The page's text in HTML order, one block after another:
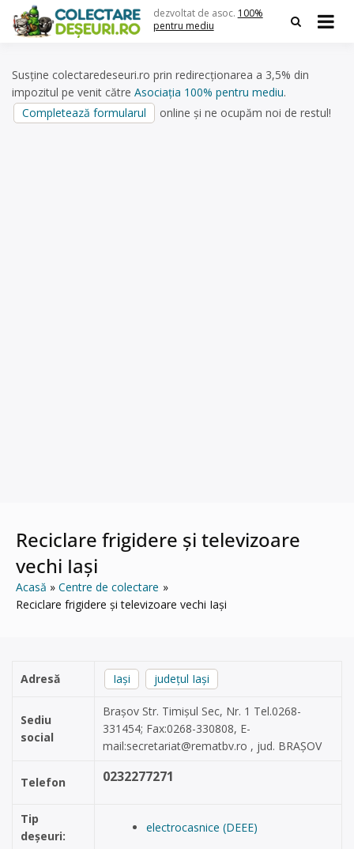
content
dezvoltat de asoc. 100%
pentru mediu
Susține colectaredeseuri.ro prin redirecționarea a 3,5% din
impozitul pe venit către Asociația 100% pentru mediu.
Completează formularul
online și ne ocupăm noi de restul!
Reciclare frigidere și televizoare
vechi Iași
Acasă
Centre de colectare
Reciclare frigidere și televizoare vechi Iași
Adresă Iași județul Iași
Sediu
social
Brașov Str. Timișul Sec, Nr. 1 Tel.0268-
331454; Fax:0268-330808, E-
mail:secretariat@rematbv.ro , jud. BRAȘOV
Telefon 0232277271
Tip
deșeuri:
electrocasnice (DEEE)